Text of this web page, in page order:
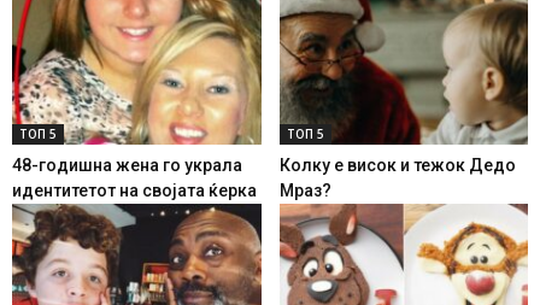
ТОП 5
48-годишна жена го украла
идентитетот на својата ќерка
ТОП 5
Колку е висок и тежок Дедо
Мраз?